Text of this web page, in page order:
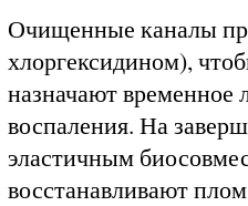
Очищенные каналы
хлоргексидином),
назначают временное
воспаления. На
эластичным
восстанавливают